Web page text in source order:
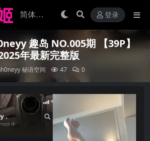
登录
趣岛 NO.005期 【39P】
年最新完整版
秘语空间 47 0